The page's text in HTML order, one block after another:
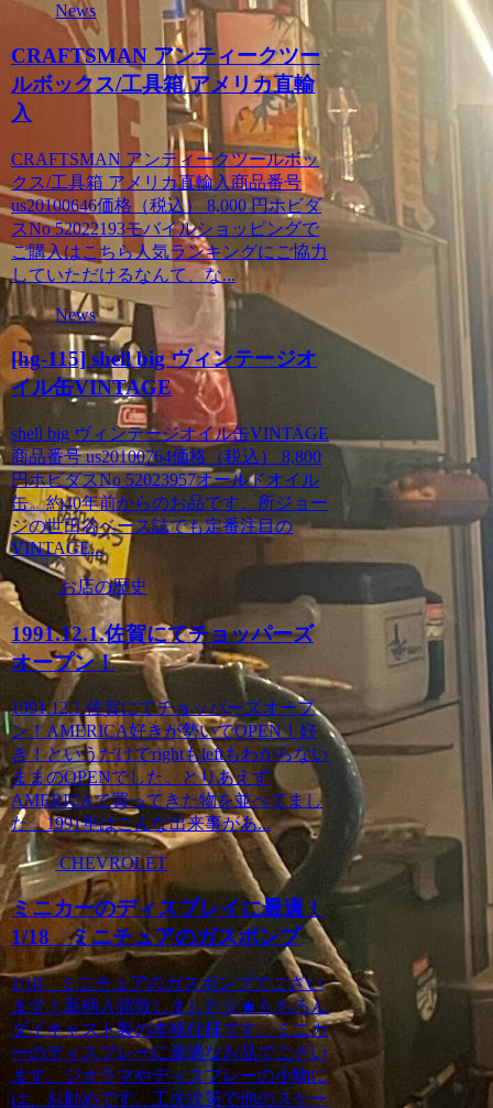
News
CRAFTSMAN アンティークツー
ルボックス/工具箱 アメリカ直輸
入
CRAFTSMAN アンティークツールボッ
クス/工具箱 アメリカ直輸入商品番号
us20100646価格（税込） 8,000 円ホビダ
スNo 52022193モバイルショッピングで
ご購入はこちら人気ランキングにご協力
していただけるなんて、な...
News
[hg-115] shell big ヴィンテージオ
イル缶VINTAGE
shell big ヴィンテージオイル缶VINTAGE
商品番号 us20100764価格（税込） 8,800
円ホビダスNo 52023957オールドオイル
缶。約40年前からのお品です。所ジョー
ジの世田谷ベース誌でも定番注目の
VINTAGE...
お店の歴史
1991.12.1.佐賀にてチョッパーズ
オープン！
1991.12.1.佐賀にてチョッパーズオープ
ン！AMERICA好きが勢いでOPEN！好
き！というだけでrightもleftもわからない
ままのOPENでした。とりあえず
AMERICAで買ってきた物を並べてまし
た。1991年はこんな出来事があ...
CHEVROLET
ミニカーのディスプレイに最適！
1/18 ミニチュアのガスポンプ
1/18 ミニチュアのガスポンプでござい
ます！新柄入荷致しました☆★もちろん
ダイキャスト製の本格仕様です。ミニカ
ーのディスプレーに最適なお品でござい
ます。ジオラマやディスプレーの小物に
は、お勧めです。工夫次第で他のスケー